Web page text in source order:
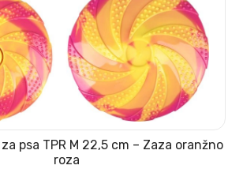
psa TPR M 22,5 cm – Zaza oranžno
roza